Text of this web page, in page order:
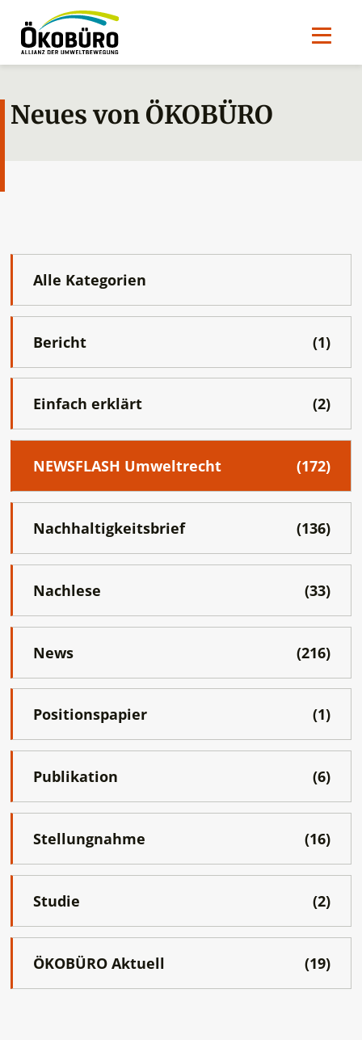
Neues von ÖKOBÜRO
Alle Kategorien
Bericht (1)
Einfach erklärt (2)
NEWSFLASH Umweltrecht (172)
Nachhaltigkeitsbrief (136)
Nachlese (33)
News (216)
Positionspapier (1)
Publikation (6)
Stellungnahme (16)
Studie (2)
ÖKOBÜRO Aktuell (19)